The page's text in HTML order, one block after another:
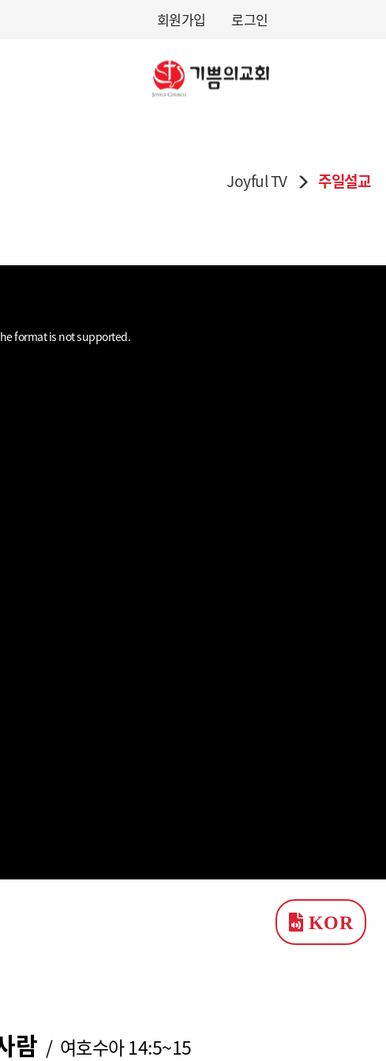
회원가입 로그인
Joyful TV 주일설교
format is not supported.
KOR
람 / 여호수아 14:5~15